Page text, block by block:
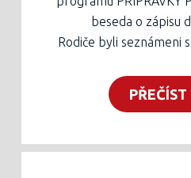
beseda o zápisu
Rodiče byli seznámeni
základních školách
Třebíč od 5. do
organizace vlastního
PŘEČÍST